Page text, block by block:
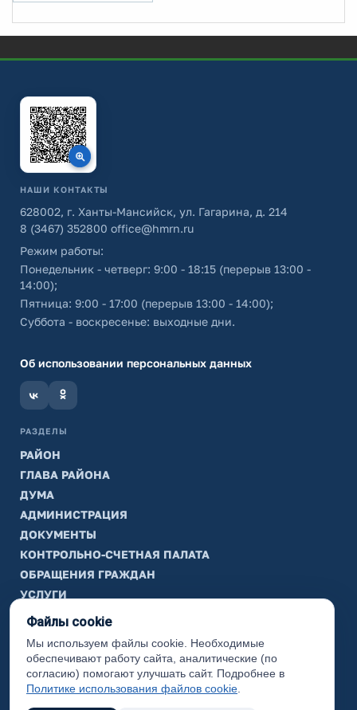
НАШИ КОНТАКТЫ
628002, г. Ханты-Мансийск, ул. Гагарина, д. 214
8 (3467) 352800 office@hmrn.ru
Режим работы:
Понедельник - четверг: 9:00 - 18:15 (перерыв 13:00 -
14:00);
Пятница: 9:00 - 17:00 (перерыв 13:00 - 14:00);
Суббота - воскресенье: выходные дни.
Об использовании персональных данных
РАЗДЕЛЫ
РАЙОН
ГЛАВА РАЙОНА
ДУМА
АДМИНИСТРАЦИЯ
ДОКУМЕНТЫ
КОНТРОЛЬНО-СЧЕТНАЯ ПАЛАТА
ОБРАЩЕНИЯ ГРАЖДАН
УСЛУГИ
ТИК
ИНФОРМАЦИЯ
Законодательная карта
Карта сайта
Файлы cookie
Мы используем файлы cookie. Необходимые
обеспечивают работу сайта, аналитические (по
согласию) помогают улучшать сайт. Подробнее в
Политике использования файлов cookie